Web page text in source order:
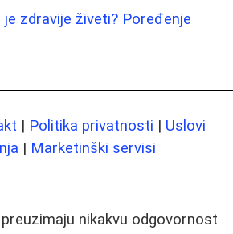
je zdravije živeti? Poređenje
| Politika privatnosti | Uslovi
| Marketinški servisi
nikakvu odgovornost